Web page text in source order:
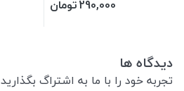
290,000تومان
دیدگاه ها
تجربه خود را با ما به اشتراگ بگذارید